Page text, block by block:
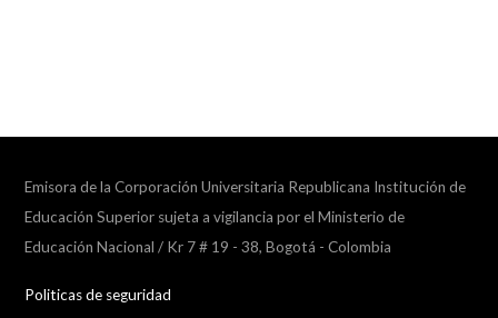
Emisora de la Corporación Universitaria Republicana Institución de
Educación Superior sujeta a vigilancia por el Ministerio de
Educación Nacional / Kr 7 # 19 - 38, Bogotá - Colombia
Politicas de seguridad